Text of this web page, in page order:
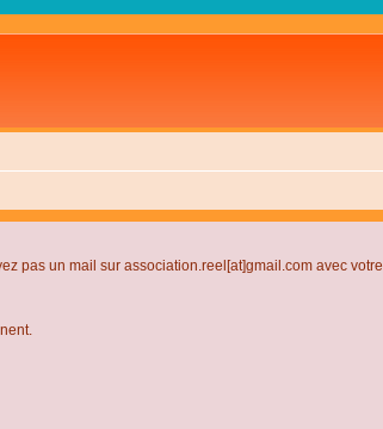
pas un mail sur association.reel[at]gmail.com avec votre